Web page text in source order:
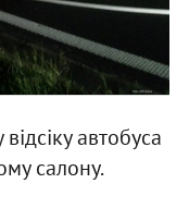
автобуса
салону.